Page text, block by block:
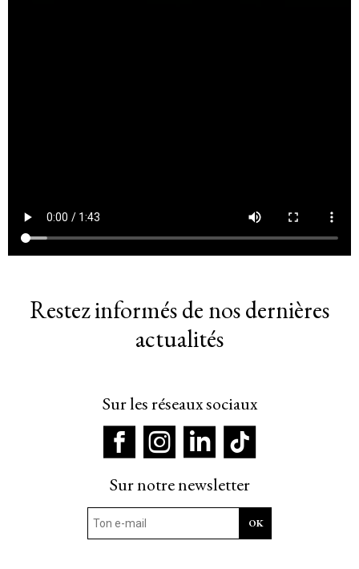
Restez informés de nos dernières
actualités
Sur les réseaux sociaux
Sur notre newsletter